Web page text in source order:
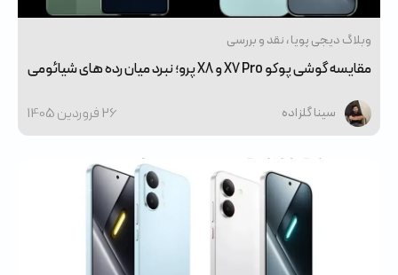
وبلاگ دیجی پویا نقد و بررسی
مقایسه گوشی پوکو X7 Pro و X8 پرو؛ نبرد میان رده های شیائومی
سینا گلزاده 26 فروردین 1405